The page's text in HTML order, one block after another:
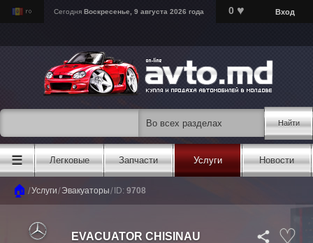
Сегодня Воскресенье, 9 августа 2026 года 0 ♥ Вход
Найти
☰ Легковые Запчасти Услуги Новости
🏠 /Услуги/Эвакуаторы/ ID: 9708
EVACUATOR CHISINAU